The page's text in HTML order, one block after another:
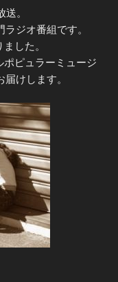
。
ジオ番組です。
した。
ピュラーミュージ
けします。